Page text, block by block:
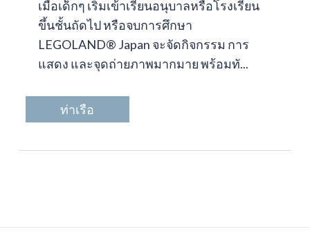
เมื่อเด็กๆ เริ่มเข้าเรียนอนุบาลหรือโรงเรียน
ขึ้นชั้นถัดไป หรือจบการศึกษา
LEGOLAND® Japan จะจัดกิจกรรม การ
แสดง และจุดถ่ายภาพมากมาย พร้อมทั...
ท่าเรือ